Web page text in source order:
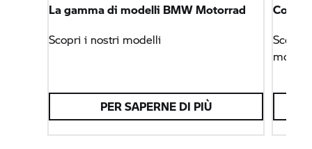
La gamma di modelli BMW Motorrad
Scopri i nostri modelli
PER SAPERNE DI PIÙ
Scopri